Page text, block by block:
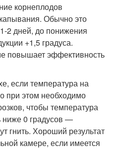
корнеплодов
Обычно это
2 дней, до понижения
+1,5 градуса.
повышает эффективность
если температура на
при этом необходимо
чтобы температура
ниже 0 градусов —
гнить. Хороший результат
камере, если имеется